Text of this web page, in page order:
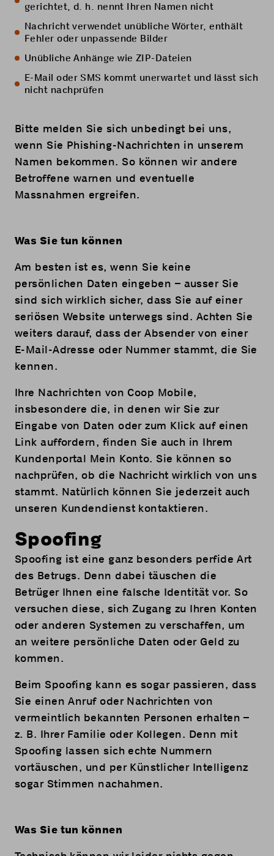
gerichtet, d. h. nennt Ihren Namen nicht
Nachricht verwendet unübliche Wörter, enthält
Fehler oder unpassende Bilder
Unübliche Anhänge wie ZIP-Dateien
E-Mail oder SMS kommt unerwartet und lässt sich
nicht nachprüfen
Bitte melden Sie sich unbedingt bei uns,
wenn Sie Phishing-Nachrichten in unserem
Namen bekommen. So können wir andere
Betroffene warnen und eventuelle
Massnahmen ergreifen.
Was Sie tun können
Am besten ist es, wenn Sie keine
persönlichen Daten eingeben – ausser Sie
sind sich wirklich sicher, dass Sie auf einer
seriösen Website unterwegs sind. Achten Sie
weiters darauf, dass der Absender von einer
E-Mail-Adresse oder Nummer stammt, die Sie
kennen.
Ihre Nachrichten von Coop Mobile,
insbesondere die, in denen wir Sie zur
Eingabe von Daten oder zum Klick auf einen
Link auffordern, finden Sie auch in Ihrem
Kundenportal Mein Konto. Sie können so
nachprüfen, ob die Nachricht wirklich von uns
stammt. Natürlich können Sie jederzeit auch
unseren Kundendienst kontaktieren.
Spoofing
Spoofing ist eine ganz besonders perfide Art
des Betrugs. Denn dabei täuschen die
Betrüger Ihnen eine falsche Identität vor. So
versuchen diese, sich Zugang zu Ihren Konten
oder anderen Systemen zu verschaffen, um
an weitere persönliche Daten oder Geld zu
kommen.
Beim Spoofing kann es sogar passieren, dass
Sie einen Anruf oder Nachrichten von
vermeintlich bekannten Personen erhalten –
z. B. Ihrer Familie oder Kollegen. Denn mit
Spoofing lassen sich echte Nummern
vortäuschen, und per Künstlicher Intelligenz
sogar Stimmen nachahmen.
Was Sie tun können